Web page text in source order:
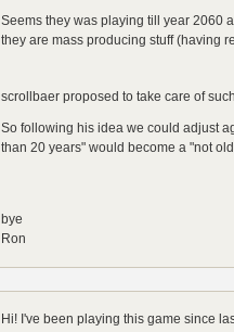
Seems they was playing till year 2060
they are mass producing stuff (having
scrollbaer proposed to take care of
So following his idea we could adjust
than 20 years" would become a "not
bye
Ron
Hi! I've been playing this game since